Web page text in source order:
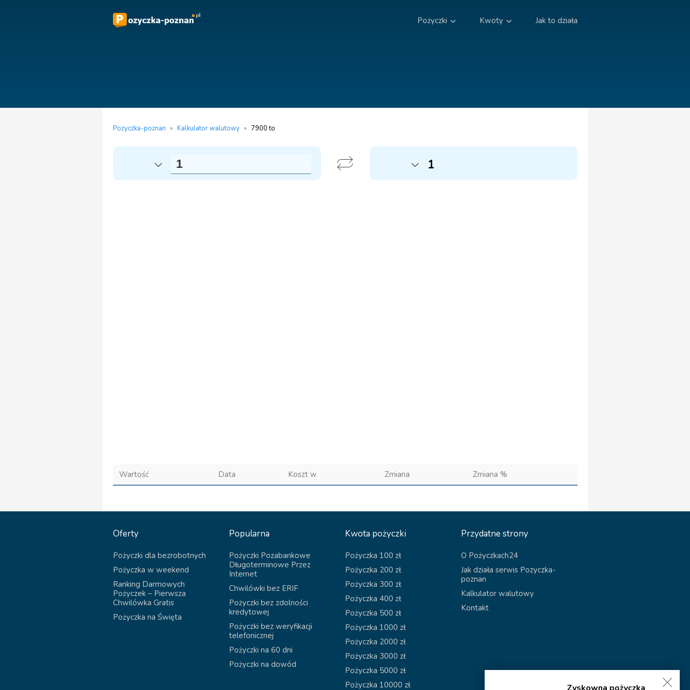
Pożyczki Kwoty Jak to działa
Pozyczka-poznan » Kalkulator walutowy » 7900 to
1
Wartość Data Koszt w Zmiana Zmiana %
Oferty
Pożyczki dla bezrobotnych
Pożyczka w weekend
Ranking Darmowych
Pożyczek – Pierwsza
Chwilówka Gratis
Pożyczka na Święta
Popularna
Pożyczki Pozabankowe
Długoterminowe Przez
Internet
Chwilówki bez ERIF
Pożyczki bez zdolności
kredytowej
Pożyczki bez weryfikacji
telefonicznej
Pożyczki na 60 dni
Pożyczki na dowód
Kwota pożyczki
Pożyczka 100 zł
Pożyczka 200 zł
Pożyczka 300 zł
Pożyczka 400 zł
Pożyczka 500 zł
Pożyczka 1000 zł
Pożyczka 2000 zł
Pożyczka 3000 zł
Pożyczka 5000 zł
Pożyczka 10000 zł
Przydatne strony
O Pożyczkach24
Jak działa serwis Pozyczka-
poznan
Kalkulator walutowy
Kontakt